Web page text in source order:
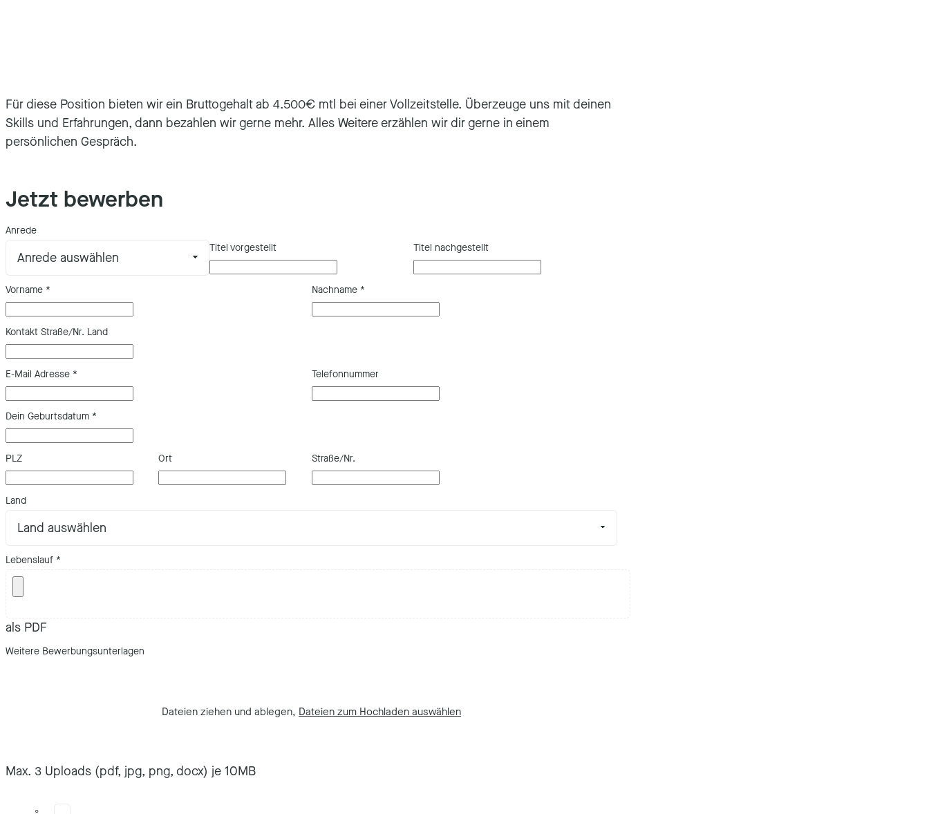
Für diese Position bieten wir ein Bruttogehalt ab 4.500€ mtl bei einer Vollzeitstelle. Überzeuge uns mit deinen
Skills und Erfahrungen, dann bezahlen wir gerne mehr. Alles Weitere erzählen wir dir gerne in einem
persönlichen Gespräch.
Jetzt bewerben
Anrede
Titel vorgestellt
Titel nachgestellt
Vorname * Nachname *
Kontakt Straße/Nr. Land
E-Mail Adresse * Telefonnummer
Dein Geburtsdatum *
PLZ Ort Straße/Nr.
Land
Lebenslauf *
als PDF
Weitere Bewerbungsunterlagen
Dateien ziehen und ablegen, Dateien zum Hochladen auswählen
Max. 3 Uploads (pdf, jpg, png, docx) je 10MB